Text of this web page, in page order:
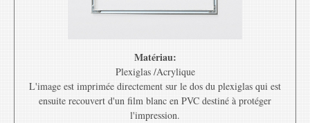
Matériau:
Plexiglas /Acrylique
L'image est imprimée directement sur le dos du plexiglas qui est
ensuite recouvert d'un film blanc en PVC destiné à protéger
l'impression.